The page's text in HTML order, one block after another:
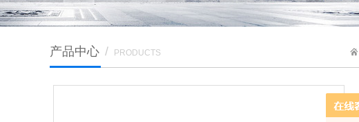
产品中心 / PRODUCTS